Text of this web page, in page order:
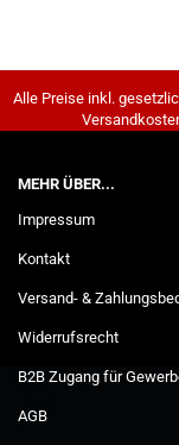
Alle Preise inkl.
MEHR ÜBER...
Impressum
Kontakt
Versand- &
Widerrufsrecht
B2B Zugang für
AGB